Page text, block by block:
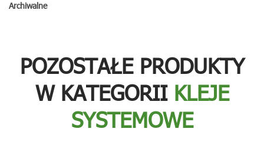
Archiwalne
POZOSTAŁE PRODUKTY
W KATEGORII KLEJE
SYSTEMOWE